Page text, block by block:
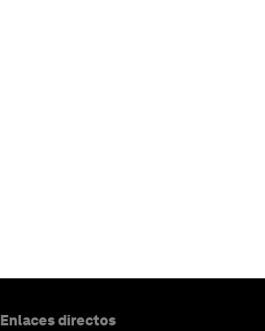
Enlaces directos